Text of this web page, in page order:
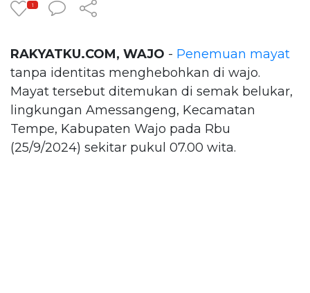
1
RAKYATKU.COM, WAJO - Penemuan mayat
tanpa identitas menghebohkan di wajo.
Mayat tersebut ditemukan di semak belukar,
lingkungan Amessangeng, Kecamatan
Tempe, Kabupaten Wajo pada Rbu
(25/9/2024) sekitar pukul 07.00 wita.